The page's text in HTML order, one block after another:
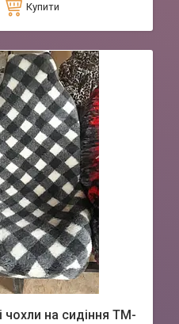
Купити
чохли на сидіння TM-